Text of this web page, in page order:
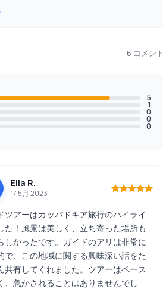
6 コメント
5
1
0
0
0
Ella R.
17 5月 2023
ツアーはカッパドキア旅行のハイライ
た！風景は美しく、立ち寄った場所も
しかったです。ガイドのアリは非常に
で、この地域に関する興味深い話をた
共有してくれました。ツアーはペース
、急かされることはありませんでし